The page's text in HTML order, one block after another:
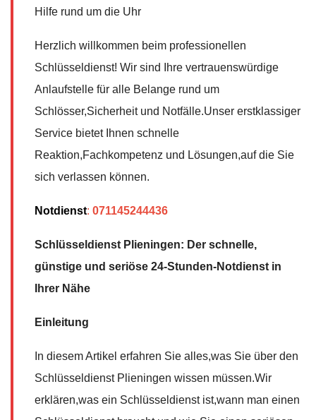
Hilfe rund um die Uhr
Herzlich willkommen beim professionellen
Schlüsseldienst! Wir sind Ihre vertrauenswürdige
Anlaufstelle für alle Belange rund um
Schlösser,Sicherheit und Notfälle.Unser erstklassiger
Service bietet Ihnen schnelle
Reaktion,Fachkompetenz und Lösungen,auf die Sie
sich verlassen können.
Notdienst: 071145244436
Schlüsseldienst Plieningen: Der schnelle,
günstige und seriöse 24-Stunden-Notdienst in
Ihrer Nähe
Einleitung
In diesem Artikel erfahren Sie alles,was Sie über den
Schlüsseldienst Plieningen wissen müssen.Wir
erklären,was ein Schlüsseldienst ist,wann man einen